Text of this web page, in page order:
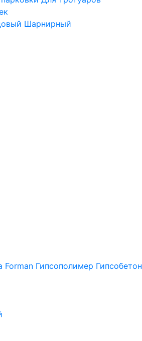
Шарнирный
Forman Гипсополимер Гипсобетон